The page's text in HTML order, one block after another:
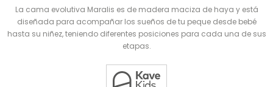
La cama evolutiva Maralis es de madera maciza de haya y está
diseñada para acompañar los sueños de tu peque desde bebé
hasta su niñez, teniendo diferentes posiciones para cada una de sus
etapas.